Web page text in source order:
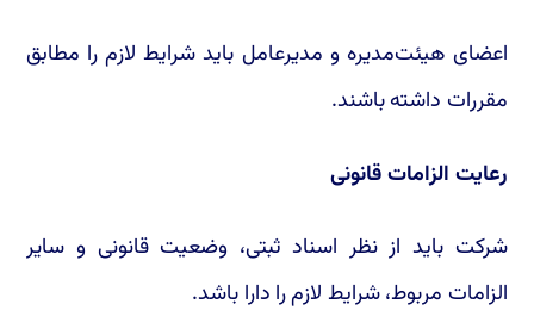
اعضای هیئت‌مدیره و مدیرعامل باید شرایط لازم را مطابق
مقررات داشته باشند.
رعایت الزامات قانونی
شرکت باید از نظر اسناد ثبتی، وضعیت قانونی و سایر
الزامات مربوط، شرایط لازم را دارا باشد.